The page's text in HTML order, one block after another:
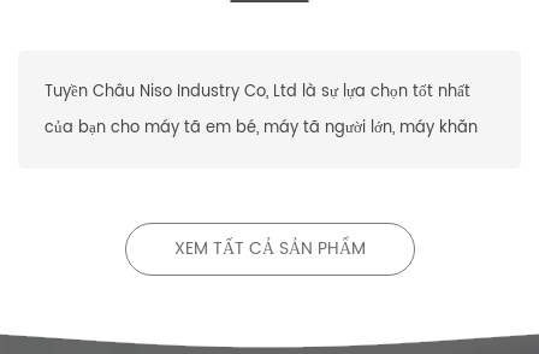
Tuyền Châu Niso Industry Co, Ltd là sự lựa chọn tốt nhất
của bạn cho máy tã em bé, máy tã người lớn, máy khăn
XEM TẤT CẢ SẢN PHẨM